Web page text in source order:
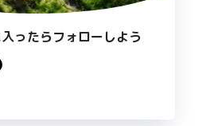
ったらフォローしよう